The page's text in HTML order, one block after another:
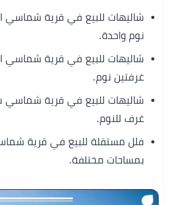
شاليهات للبيع في قرية شماسي
نوم واحدة.
شاليهات للبيع في قرية شماسي
غرفتين نوم.
شاليهات للبيع في قرية شماسي
غرف للنوم.
فلل مستقلة للبيع في قرية
بمساحات مختلفة.